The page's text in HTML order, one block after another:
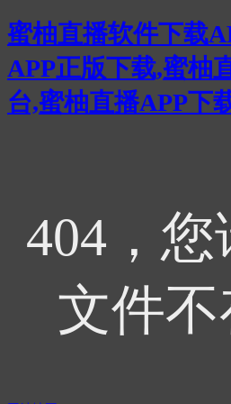
蜜柚直播软件下载
APP正版下载,蜜柚
台,蜜柚直播APP下
404，
文件